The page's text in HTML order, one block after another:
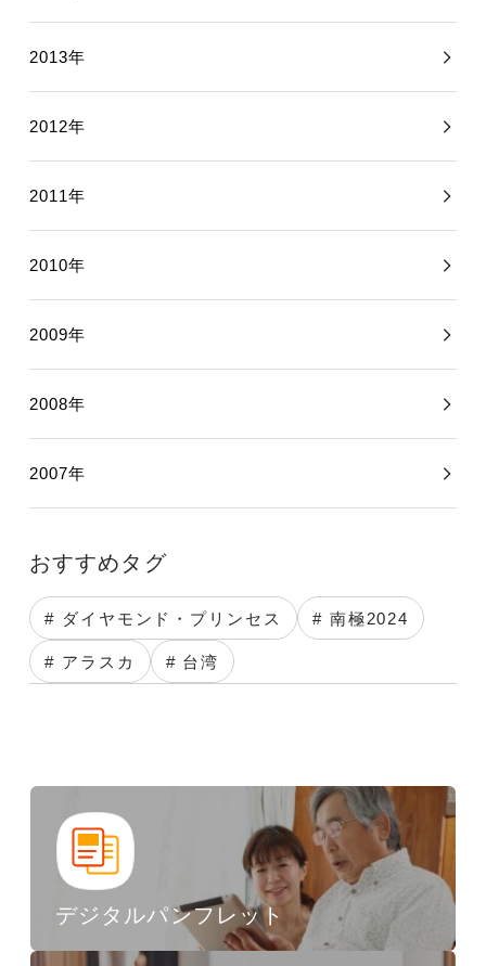
2013年
2012年
2011年
2010年
2009年
2008年
2007年
おすすめタグ
# ダイヤモンド・プリンセス # 南極2024
# アラスカ # 台湾
デジタルパンフレット